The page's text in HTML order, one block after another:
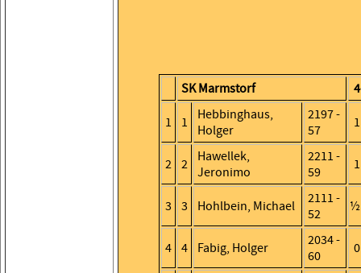
SK Marmstorf
1 1
Hebbinghaus,
Holger
2197 -
57
2 2
Hawellek,
Jeronimo
2211 -
59
3 3 Hohlbein, Michael
2111 -
52
4 4 Fabig, Holger
2034 -
60